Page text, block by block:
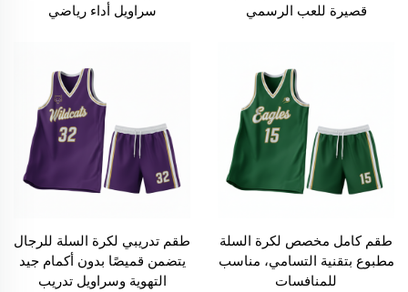
قصيرة للعب الرسمي
سراويل أداء رياضي
طقم كامل مخصص لكرة السلة
مطبوع بتقنية التسامي، مناسب
للمنافسات
طقم تدريبي لكرة السلة للرجال
يتضمن قميصًا بدون أكمام جيد
التهوية وسراويل تدريب